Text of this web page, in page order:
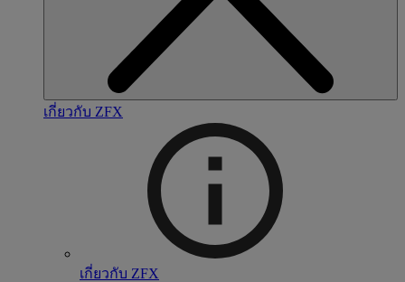
เกี่ยวกับ ZFX
เกี่ยวกับ ZFX